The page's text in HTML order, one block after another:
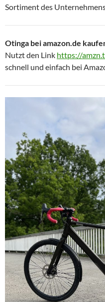
Sortiment des
Otinga bei amazon.de
Nutzt den Link https://
schnell und einfach bei